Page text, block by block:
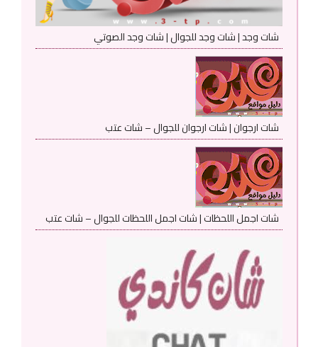
شات وجد | شات وجد للجوال | شات وجد الصوتي
شات ارجوان | شات ارجوان للجوال – شات عتب
شات اجمل اللحظات | شات اجمل اللحظات للجوال – شات عتب